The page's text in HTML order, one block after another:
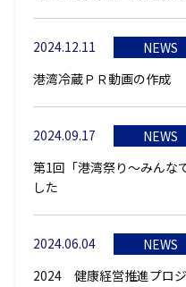
2024.12.11
NEWS
港湾冷蔵ＰＲ動画の作成
2024.09.17
NEWS
第1回「港湾祭り～みんな
した
2024.06.04
NEWS
2024 健康経営推進プロ